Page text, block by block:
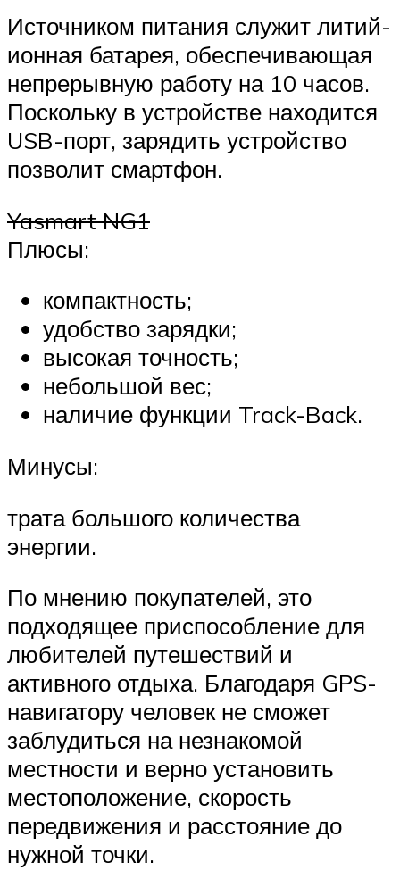
Источником питания служит литий-
ионная батарея, обеспечивающая
непрерывную работу на 10 часов.
Поскольку в устройстве находится
USB-порт, зарядить устройство
позволит смартфон.
Yasmart NG1
Плюсы:
компактность;
удобство зарядки;
высокая точность;
небольшой вес;
наличие функции Track-Back.
Минусы:
трата большого количества
энергии.
По мнению покупателей, это
подходящее приспособление для
любителей путешествий и
активного отдыха. Благодаря GPS-
навигатору человек не сможет
заблудиться на незнакомой
местности и верно установить
местоположение, скорость
передвижения и расстояние до
нужной точки.